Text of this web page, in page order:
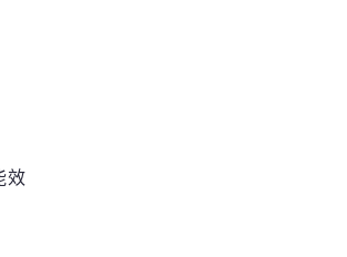
效